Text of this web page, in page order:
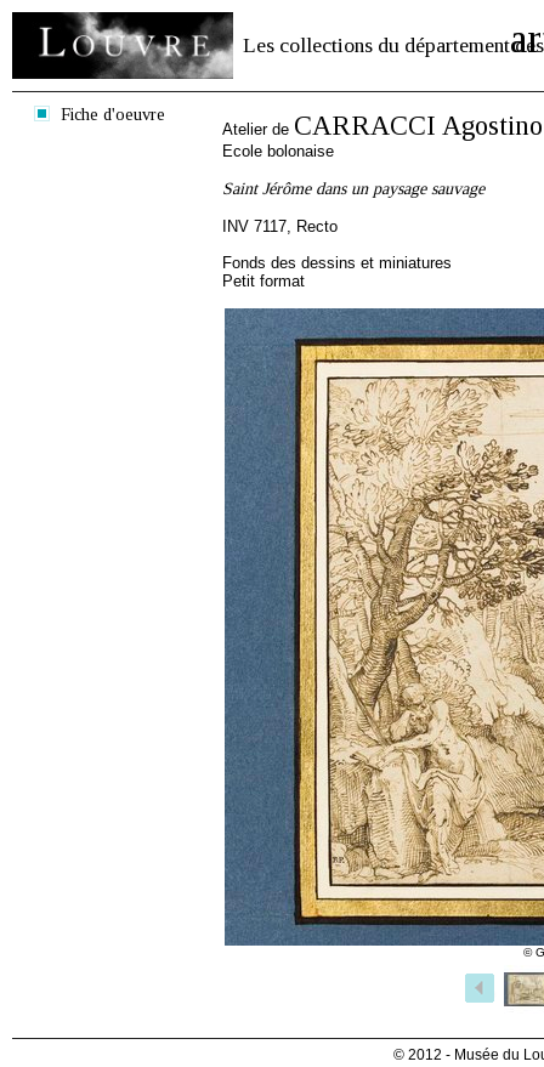
Les collections du département des
Fiche d'oeuvre
Atelier de CARRACCI Agostino
Ecole bolonaise
Saint Jérôme dans un paysage sauvage
INV 7117, Recto
Fonds des dessins et miniatures
Petit format
©
© 2012 - Musée du